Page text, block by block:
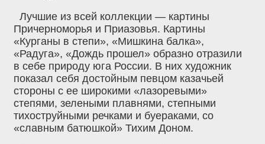
Лучшие из всей коллекции — картины
Причерноморья и Приазовья. Картины
«Курганы в степи», «Мишкина балка»,
«Радуга», «Дождь прошел» образно отразили
в себе природу юга России. В них художник
показал себя достойным певцом казачьей
стороны с ее широкими «лазоревыми»
степями, зелеными плавнями, степными
тихоструйными речками и буераками‚ со
«славным батюшкой» Тихим Доном.